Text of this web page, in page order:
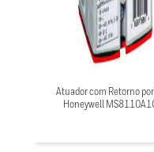
Atuador com Retorno
Honeywell